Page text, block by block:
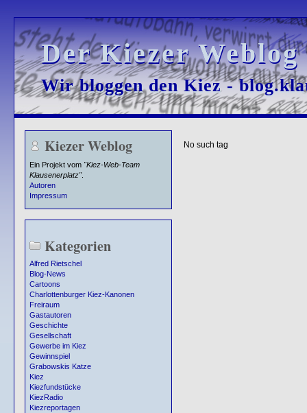
Der Kiezer
Der Kiezer
Wir bloggen den Kiez -
Wir bloggen den Kiez -
Kiezer Weblog
Ein Projekt vom "Kiez-Web-Team
Klausenerplatz".
Autoren
Impressum
Kategorien
Alfred Rietschel
Blog-News
Cartoons
Charlottenburger Kiez-Kanonen
Freiraum
Gastautoren
Geschichte
Gesellschaft
Gewerbe im Kiez
Gewinnspiel
Grabowskis Katze
Kiez
Kiezfundstücke
KiezRadio
Kiezreportagen
No such tag